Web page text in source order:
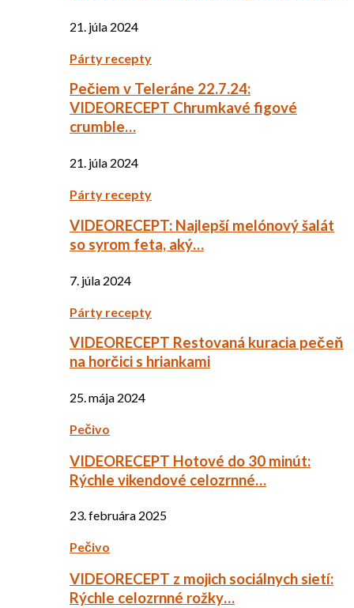
21. júla 2024
Párty recepty
Pečiem v Teleráne 22.7.24:
VIDEORECEPT Chrumkavé figové
crumble…
21. júla 2024
Párty recepty
VIDEORECEPT: Najlepší melónový šalát
so syrom feta, aký…
7. júla 2024
Párty recepty
VIDEORECEPT Restovaná kuracia pečeň
na horčici s hriankami
25. mája 2024
Pečivo
VIDEORECEPT Hotové do 30 minút:
Rýchle vikendové celozrnné…
23. februára 2025
Pečivo
VIDEORECEPT z mojich sociálnych sietí:
Rýchle celozrnné rožky…